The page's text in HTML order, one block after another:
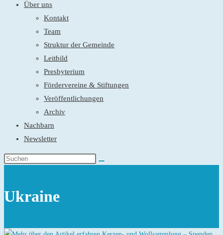
Über uns
Kontakt
Team
Struktur der Gemeinde
Leitbild
Presbyterium
Fördervereine & Stiftungen
Veröffentlichungen
Archiv
Nachbarn
Newsletter
Ukraine